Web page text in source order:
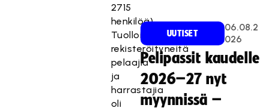
2715
henkilöä).
Tuolloin
rekisteröityneitä
pelaajia
ja
harrastajia
oli
UUTISET
06.08.2
026
Pelipassit kaudelle
2026–27 nyt
myynnissä –